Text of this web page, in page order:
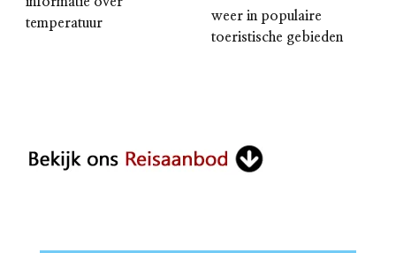
temperatuur
weer in populaire
toeristische gebieden